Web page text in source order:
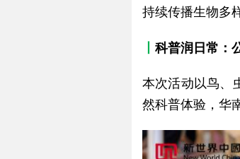
持续传播生物多
科普润日常：
本次活动以鸟、
然科普体验，华